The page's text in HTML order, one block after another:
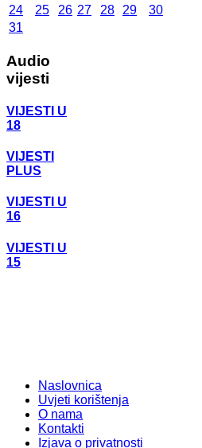
24
25 26 27 28 29
30
31
Audio
vijesti
VIJESTI U
18
VIJESTI
PLUS
VIJESTI U
16
VIJESTI U
15
Naslovnica
Uvjeti korištenja
O nama
Kontakti
Izjava o privatnosti